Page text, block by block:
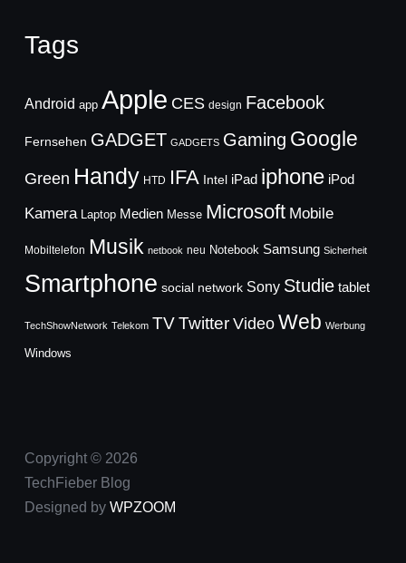
Tags
Android app Apple CES design Facebook
Fernsehen GADGET GADGETS Gaming Google
Green Handy HTD IFA Intel iPad iphone iPod
Kamera Laptop Medien Messe Microsoft Mobile
Mobiltelefon Musik netbook neu Notebook Samsung Sicherheit
Smartphone social network Sony Studie tablet
TechShowNetwork Telekom TVTwitter Video Web Werbung
Windows
Copyright © 2026
TechFieber Blog
Designed by WPZOOM